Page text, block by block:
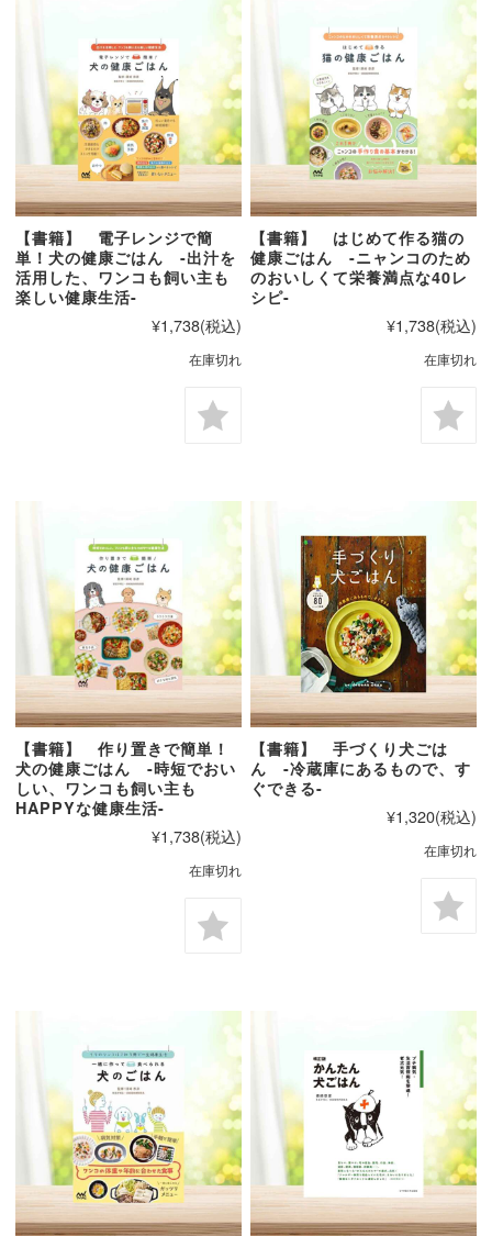
【書籍】 電子レンジで簡
単！犬の健康ごはん -出汁を
活用した、ワンコも飼い主も
楽しい健康生活-
¥1,738(税込)
在庫切れ
【書籍】 はじめて作る猫の
健康ごはん -ニャンコのため
のおいしくて栄養満点な40レ
シピ-
¥1,738(税込)
在庫切れ
【書籍】 作り置きで簡単！
犬の健康ごはん -時短でおい
しい、ワンコも飼い主も
HAPPYな健康生活-
¥1,738(税込)
在庫切れ
【書籍】 手づくり犬ごは
ん -冷蔵庫にあるもので、す
ぐできる-
¥1,320(税込)
在庫切れ